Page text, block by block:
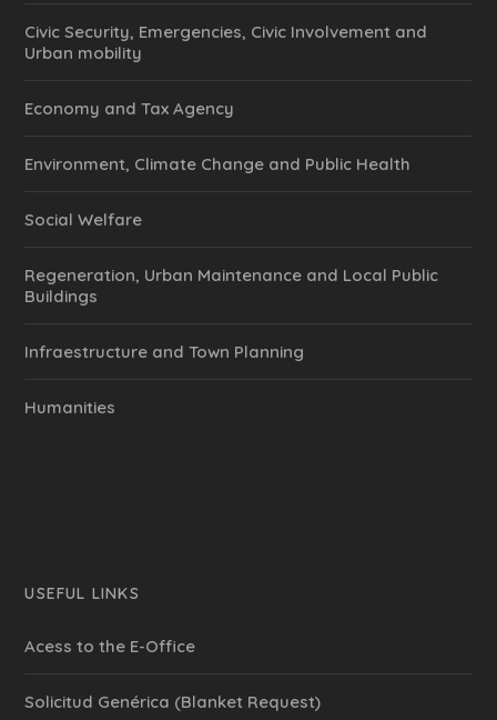
Civic Security, Emergencies, Civic Involvement and
Urban mobility
Economy and Tax Agency
Environment, Climate Change and Public Health
Social Welfare
Regeneration, Urban Maintenance and Local Public
Buildings
Infraestructure and Town Planning
Humanities
USEFUL LINKS
Acess to the E-Office
Solicitud Genérica (Blanket Request)